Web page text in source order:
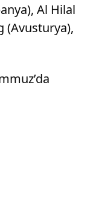
Al Hilal
(Avusturya),